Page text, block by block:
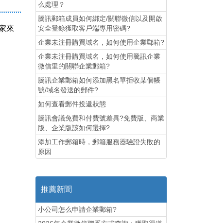
來
么處理？
騰訊郵箱成員如何綁定/關聯微信以及開啟
安全登錄獲取客戶端專用密碼?
企業未注冊購買域名，如何使用企業郵箱?
企業未注冊購買域名，如何使用騰訊企業
微信里的關聯企業郵箱?
騰訊企業郵箱如何添加黑名單拒收某個帳
號/域名發送的郵件?
如何查看郵件投遞狀態
騰訊會議免費和付費號差異?免費版、商業
版、企業版該如何選擇?
添加工作郵箱時，郵箱服務器驗證失敗的
原因
推薦新聞
小公司怎么申請企業郵箱?